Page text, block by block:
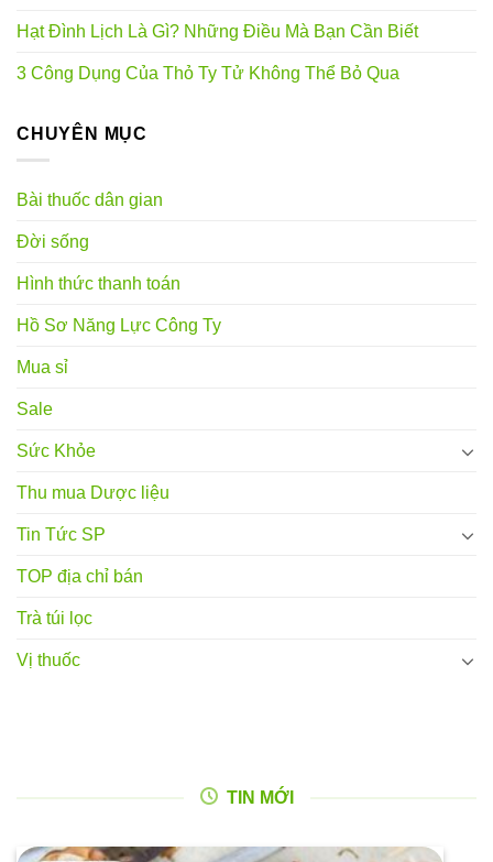
Hạt Đình Lịch Là Gì? Những Điều Mà Bạn Cần Biết
3 Công Dụng Của Thỏ Ty Tử Không Thể Bỏ Qua
CHUYÊN MỤC
Bài thuốc dân gian
Đời sống
Hình thức thanh toán
Hồ Sơ Năng Lực Công Ty
Mua sỉ
Sale
Sức Khỏe
Thu mua Dược liệu
Tin Tức SP
TOP địa chỉ bán
Trà túi lọc
Vị thuốc
TIN MỚI